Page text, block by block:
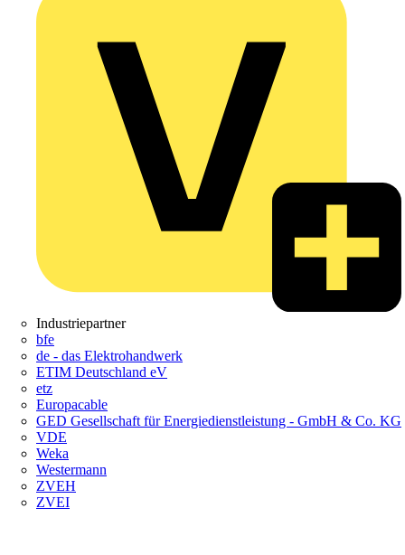
Industriepartner
bfe
de - das Elektrohandwerk
ETIM Deutschland eV
etz
Europacable
GED Gesellschaft für Energiedienstleistung - GmbH & Co. KG
VDE
Weka
Westermann
ZVEH
ZVEI